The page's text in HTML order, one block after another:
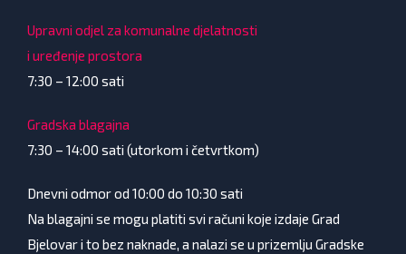
Upravni odjel za komunalne djelatnosti
i uređenje prostora
7:30 – 12:00 sati
Gradska blagajna
7:30 – 14:00 sati (utorkom i četvrtkom)
Dnevni odmor od 10:00 do 10:30 sati
Na blagajni se mogu platiti svi računi koje izdaje Grad
Bjelovar i to bez naknade, a nalazi se u prizemlju Gradske